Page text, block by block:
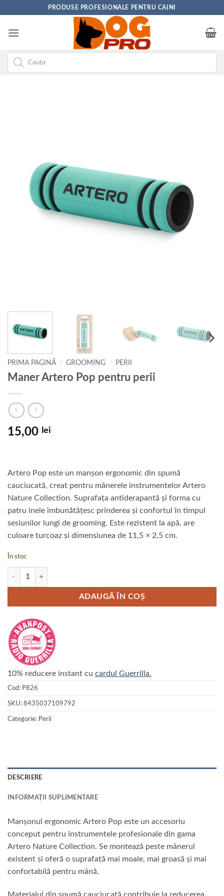
content
PRODUSE PROFESIONALE PENTRU CAINI
Products
search
PRIMA PAGINĂ / GROOMING / PERII
Maner Artero Pop pentru perii
15,00 lei
Artero Pop este un manșon ergonomic din spumă
cauciucată, creat pentru mânerele instrumentelor Artero
Nature Collection. Suprafața antiderapantă și forma cu
patru inele îmbunătățesc prinderea și confortul în timpul
sesiunilor lungi de grooming. Este rezistent la apă, are
culoare turcoaz și dimensiunea de 11,5 × 2,5 cm.
În stoc
Cantitate Maner Artero Pop pentru perii
ADAUGĂ ÎN COȘ
10% reducere instant cu cardul Guerrilla.
Cod: P826
SKU: 8435037109792
Categorie: Perii
DESCRIERE
INFORMAȚII SUPLIMENTARE
Manșonul ergonomic Artero Pop este un accesoriu
conceput pentru instrumentele profesionale din gama
Artero Nature Collection. Se montează peste mânerul
existent și oferă o suprafață mai moale, mai groasă și mai
confortabilă pentru mână.